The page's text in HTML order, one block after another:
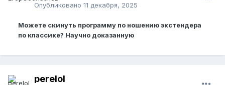
Опубликовано 11 декабря, 2025
Можете скинуть программу по ношению экстендера
по классике? Научно доказанную
perelol